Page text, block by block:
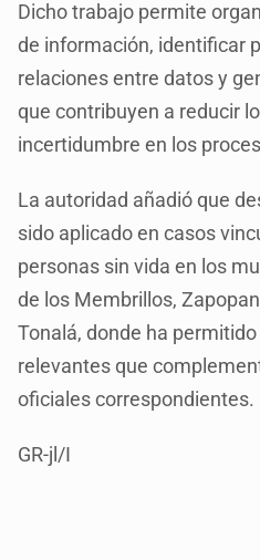
Dicho trabajo permite
de información, identificar
relaciones entre datos y
que contribuyen a reducir
incertidumbre en los
La autoridad añadió que
sido aplicado en casos
personas sin vida en los
de los Membrillos,
Tonalá, donde ha
relevantes que
oficiales correspondientes.
GR-jl/I